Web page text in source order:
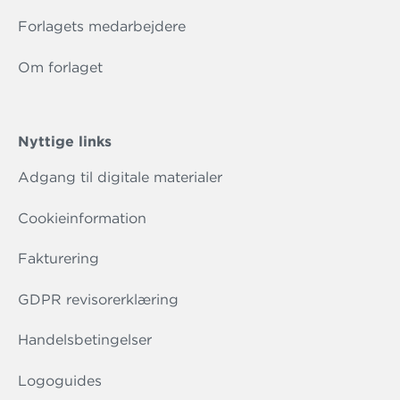
Forlagets medarbejdere
Om forlaget
Nyttige links
Adgang til digitale materialer
Cookieinformation
Fakturering
GDPR revisorerklæring
Handelsbetingelser
Logoguides